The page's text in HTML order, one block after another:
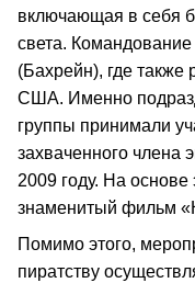
включающая в себя
света.
(Бахрейн), где
США. Именно
группы принимали
захваченного члена
2009 году. На
знаменитый фильм
Помимо этого,
пиратству